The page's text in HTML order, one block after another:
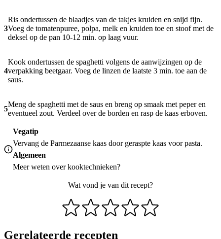
3
Ris ondertussen de blaadjes van de takjes kruiden en snijd fijn.
Voeg de tomatenpuree, polpa, melk en kruiden toe en stoof met de
deksel op de pan 10-12 min. op laag vuur.
4
Kook ondertussen de spaghetti volgens de aanwijzingen op de
verpakking beetgaar. Voeg de linzen de laatste 3 min. toe aan de
saus.
5
Meng de spaghetti met de saus en breng op smaak met peper en
eventueel zout. Verdeel over de borden en rasp de kaas erboven.
Vegatip
Vervang de Parmezaanse kaas door geraspte kaas voor pasta.
Algemeen
Meer weten overkooktechnieken?
Wat vond je van dit recept?
Gerelateerde recepten